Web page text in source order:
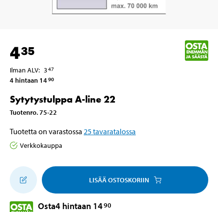
435
Ilman ALV: 347
4 hintaan 1490
Sytytystulppa A-line 22
Tuotenro.75-22
Tuotetta on varastossa 25tavaratalossa
Verkkokauppa
LISÄÄ OSTOSKORIIN
Osta4 hintaan 1490